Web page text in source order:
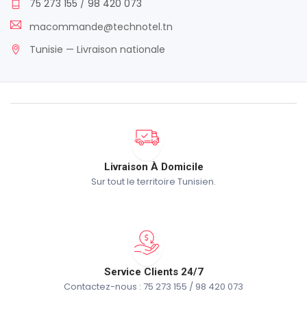
75 273 155 / 98 420 073
macommande@technotel.tn
Tunisie — Livraison nationale
Livraison À Domicile
Sur tout le territoire Tunisien.
Service Clients 24/7
Contactez-nous : 75 273 155 / 98 420 073